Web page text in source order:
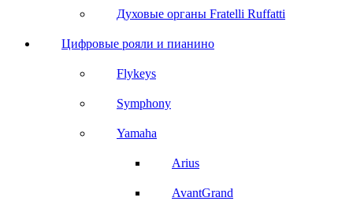
Духовые органы Fratelli Ruffatti
Цифровые рояли и пианино
Flykeys
Symphony
Yamaha
Arius
AvantGrand